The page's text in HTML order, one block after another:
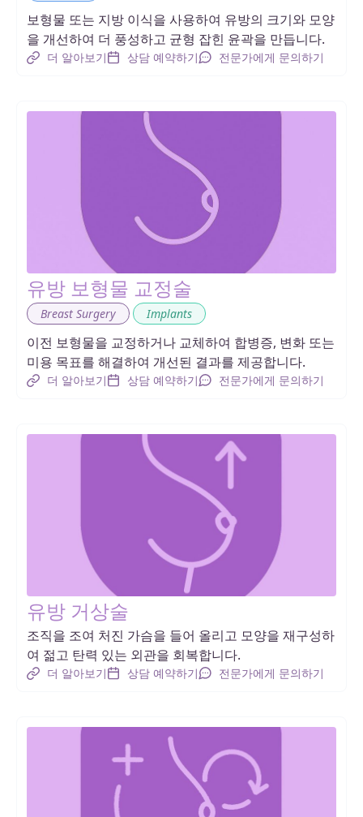
보형물 또는 지방 이식을 사용하여 유방의 크기와 모양
을 개선하여 더 풍성하고 균형 잡힌 윤곽을 만듭니다.
더 알아보기 상담 예약하기 전문가에게 문의하기
유방 보형물 교정술
Breast Surgery Implants
이전 보형물을 교정하거나 교체하여 합병증, 변화 또는
미용 목표를 해결하여 개선된 결과를 제공합니다.
더 알아보기 상담 예약하기 전문가에게 문의하기
유방 거상술
조직을 조여 처진 가슴을 들어 올리고 모양을 재구성하
여 젊고 탄력 있는 외관을 회복합니다.
더 알아보기 상담 예약하기 전문가에게 문의하기